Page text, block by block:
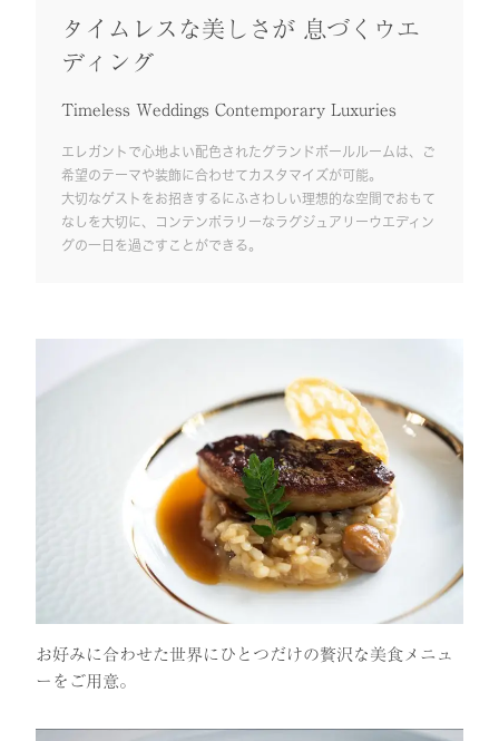
タイムレスな美しさが 息づくウエ
ディング
Timeless Weddings Contemporary Luxuries
エレガントで心地よい配色されたグランドボールルームは、ご
希望のテーマや装飾に合わせてカスタマイズが可能。
大切なゲストをお招きするにふさわしい理想的な空間でおもて
なしを大切に、コンテンポラリーなラグジュアリーウエディン
グの一日を過ごすことができる。
お好みに合わせた世界にひとつだけの贅沢な美食メニュ
ーをご用意。